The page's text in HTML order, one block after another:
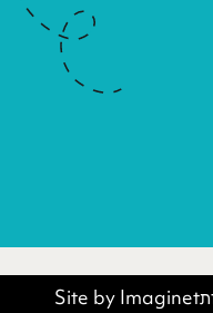
Site byImaginet